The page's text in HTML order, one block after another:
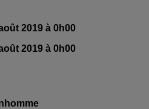
2019 à 0h00
2019 à 0h00